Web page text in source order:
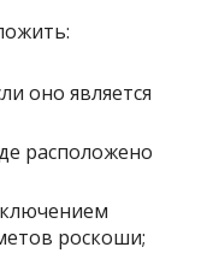
оно является
расположено
роскоши;